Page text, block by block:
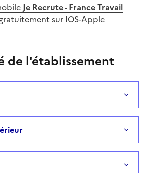
Je Recrute - France Travail
sur IOS-Apple
de l'établissement